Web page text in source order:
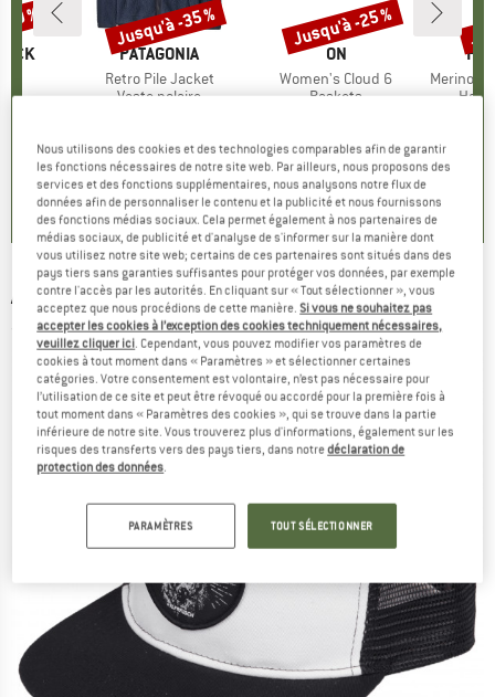
6
)
%
MARQUE
PATAGONIA
Article
Retro Pile Jacket
Product group
Veste polaire
+1
4,6(71)
Remise
Jusqu'à -35 %
MARQUE
ON
Article
Women's Cloud 6
Product group
Baskets
+9
4,7(48)
Remise
Jusqu'à -25 %
Article
MerinoMix150
Haut
ALPRAUSCH - Smooth Swine Hat - Casquette
(0)
Nous utilisons des cookies et des technologies comparables afin de garantir
les fonctions nécessaires de notre site web. Par ailleurs, nous proposons des
services et des fonctions supplémentaires, nous analysons notre flux de
données afin de personnaliser le contenu et la publicité et nous fournissons
des fonctions médias sociaux. Cela permet également à nos partenaires de
médias sociaux, de publicité et d'analyse de s'informer sur la manière dont
vous utilisez notre site web; certains de ces partenaires sont situés dans des
pays tiers sans garanties suffisantes pour protéger vos données, par exemple
contre l'accès par les autorités. En cliquant sur « Tout sélectionner », vous
acceptez que nous procédions de cette manière.Si vous ne souhaitez pas
accepter les cookies à l’exception des cookies techniquement nécessaires,
veuillez cliquer ici. Cependant, vous pouvez modifier vos paramètres de
cookies à tout moment dans « Paramètres » et sélectionner certaines
catégories. Votre consentement est volontaire, n’est pas nécessaire pour
l’utilisation de ce site et peut être révoqué ou accordé pour la première fois à
tout moment dans « Paramètres des cookies », qui se trouve dans la partie
inférieure de notre site. Vous trouverez plus d'informations, également sur les
risques des transferts vers des pays tiers, dans notredéclaration de
protection des données.
PARAMÈTRES TOUT SÉLECTIONNER